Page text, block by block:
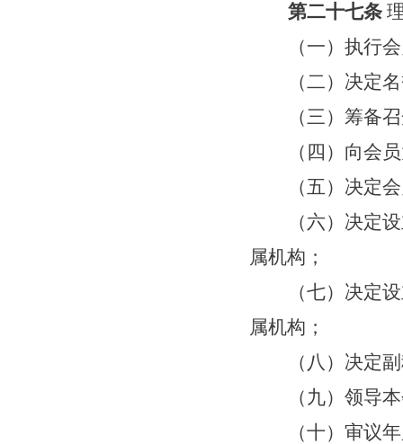
第二十七条
（一）执行
（二）决定
（三）筹备
（ 四 ）向会
（五）决定
（六）决定
属机构；
（七）决定
属机构；
（ 八 ）决定
（ 九）领导
（十）审议